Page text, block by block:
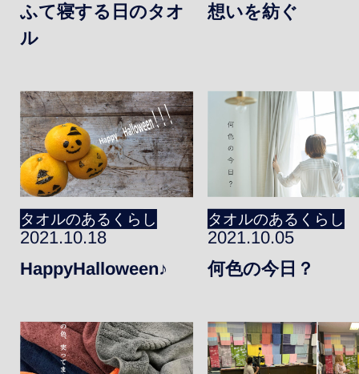
ふて寝する日のタオ
ル
想いを紡ぐ
タオルのあるくらし
2021.10.18
HappyHalloween♪
タオルのあるくらし
2021.10.05
何色の今日？